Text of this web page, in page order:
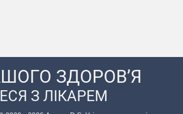
ЗДОРОВ’Я
З ЛІКАРЕМ